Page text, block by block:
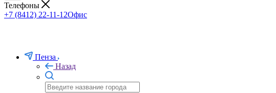
Телефоны
+7 (8412) 22-11-12Офис
Пенза
Назад